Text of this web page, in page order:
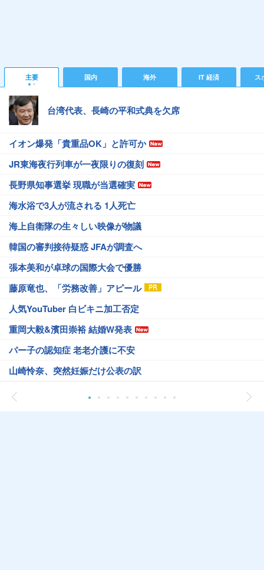
主要 国内 海外 IT 経済 ス
台湾代表、長崎の平和式典を欠席
イオン爆発「貴重品OK」と許可か
JR東海夜行列車が一夜限りの復刻
長野県知事選挙 現職が当選確実
海水浴で3人が流される 1人死亡
海上自衛隊の生々しい映像が物議
韓国の審判接待疑惑 JFAが調査へ
張本美和が卓球の国際大会で優勝
藤原竜也、「労務改善」アピール
人気YouTuber 白ビキニ加工否定
重岡大毅&濱田崇裕 結婚W発表
パー子の認知症 老老介護に不安
山崎怜奈、突然妊娠だけ公表の訳